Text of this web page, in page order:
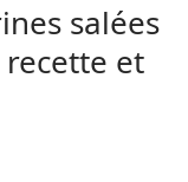
salées
et